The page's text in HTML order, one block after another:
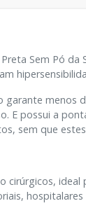
Sem Pó da
garante menos
E possui a
sem que
cirúrgicos,
hospitalares